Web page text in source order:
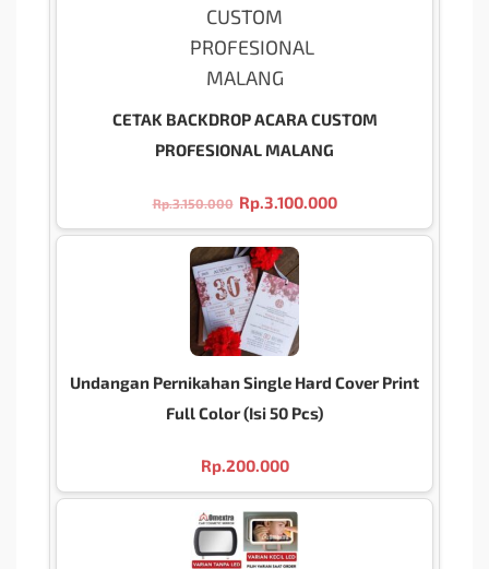
CETAK BACKDROP ACARA CUSTOM
PROFESIONAL MALANG
Rp.3.150.000 Rp.3.100.000
Undangan Pernikahan Single Hard Cover Print
Full Color (Isi 50 Pcs)
Rp.200.000